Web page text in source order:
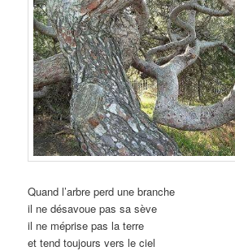
Quand l’arbre perd une branche
il ne désavoue pas sa sève
il ne méprise pas la terre
et tend toujours vers le ciel